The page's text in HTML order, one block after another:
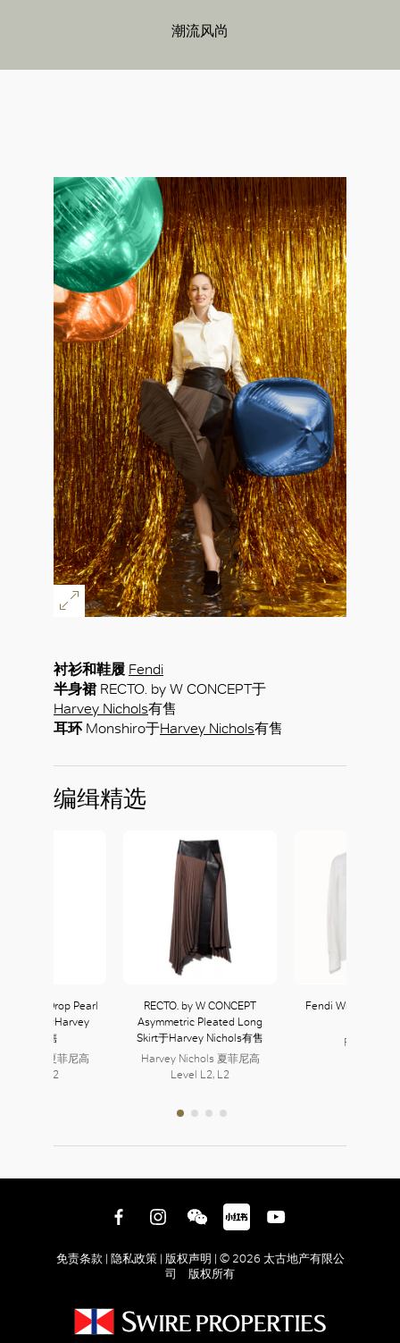
潮流风尚
衬衫和鞋履 Fendi
半身裙RECTO. by W CONCEPT于
Harvey Nichols有售
耳环Monshiro于Harvey Nichols有售
编缉精选
Yomogi Drop Pearl
Earrings于Harvey
Nichols有售
Nichols 夏菲尼高
Level L2, L2
RECTO. by W CONCEPT
Asymmetric Pleated Long
Skirt于Harvey Nichols有售
Harvey Nichols 夏菲尼高
Level L2, L2
Fendi White
FENDI 芬迪
免责条款 | 隐私政策 | 版权声明 | © 2026 太古地产有限公
司 版权所有